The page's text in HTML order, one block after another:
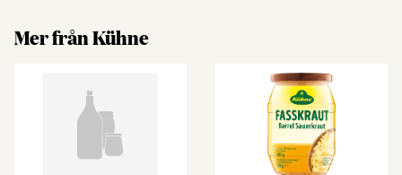
Mer från Kühne